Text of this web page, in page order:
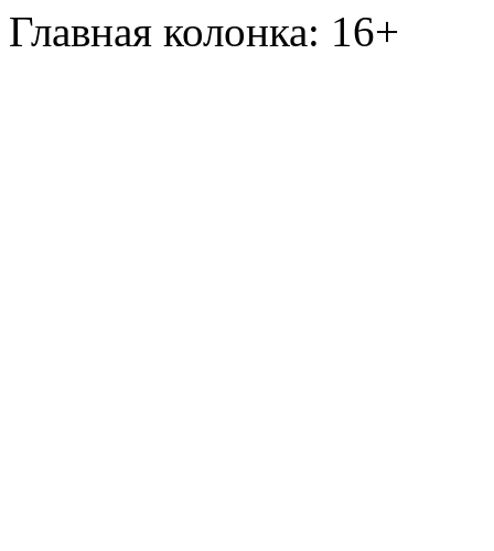
Главная колонка: 16+